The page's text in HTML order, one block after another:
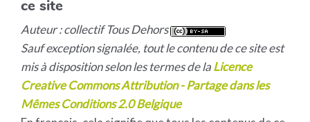
ce site
Auteur : collectif Tous Dehors
Sauf exception signalée, tout le contenu de ce site est
mis à disposition selon les termes de laLicence
Creative Commons Attribution - Partage dans les
Mêmes Conditions 2.0 Belgique